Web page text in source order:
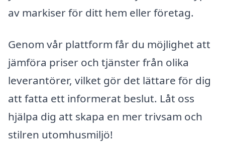
av markiser för ditt hem eller företag.
Genom vår plattform får du möjlighet att
jämföra priser och tjänster från olika
leverantörer, vilket gör det lättare för dig
att fatta ett informerat beslut. Låt oss
hjälpa dig att skapa en mer trivsam och
stilren utomhusmiljö!